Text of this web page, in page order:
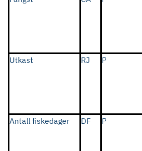
Utkast
RJ P
Antall fiskedager
DF P